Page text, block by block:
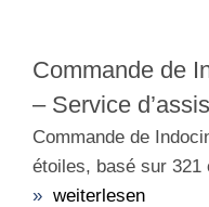
Commande de
– Service
Commande de
étoiles, basé sur 321
» weiterlesen